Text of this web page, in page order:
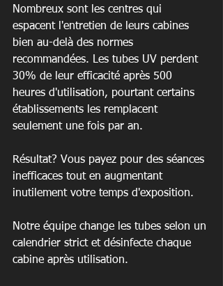
Nombreux sont les centres qui
espacent l'entretien de leurs cabines
bien au-delà des normes
recommandées. Les tubes UV perdent
30% de leur efficacité après 500
heures d'utilisation, pourtant certains
établissements les remplacent
seulement une fois par an.
Résultat? Vous payez pour des séances
inefficaces tout en augmentant
inutilement votre temps d'exposition.
Notre équipe change les tubes selon un
calendrier strict et désinfecte chaque
cabine après utilisation.